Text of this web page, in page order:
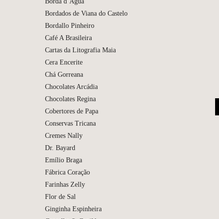
Bordados de Viana do Castelo
Bordallo Pinheiro
Café A Brasileira
Cartas da Litografia Maia
Cera Encerite
Chá Gorreana
Chocolates Arcádia
Chocolates Regina
Cobertores de Papa
Conservas Tricana
Cremes Nally
Dr. Bayard
Emílio Braga
Fábrica Coração
Farinhas Zelly
Flor de Sal
Ginginha Espinheira